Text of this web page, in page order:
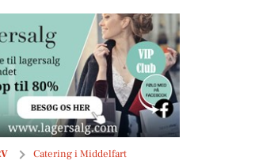
Catering i Middelfart
Rådhuset